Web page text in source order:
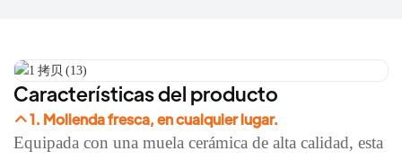
Características del producto
1. Molienda fresca, en cualquier lugar.
Equipada con una muela cerámica de alta calidad, esta